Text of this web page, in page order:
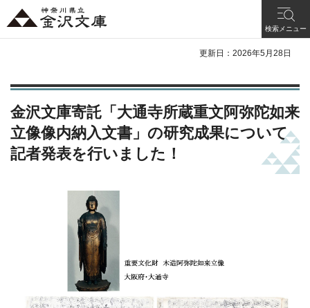
神奈川県立 金沢文
検索メニュー
更新日：2026年5月28日
金沢文庫寄託「大通寺所蔵重文阿弥陀如来
立像像内納入文書」の研究成果について
記者発表を行いました！